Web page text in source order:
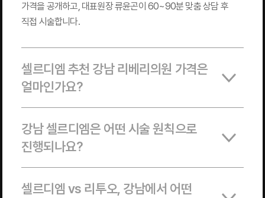
가격을 공개하고, 대표원장 류윤곤이 60~90분 맞춤 상담 후
직접 시술합니다.
셀르디엠 추천 강남 리베리의원 가격은
얼마인가요?
강남 셀르디엠은 어떤 시술 원칙으로
진행되나요?
셀르디엠 vs 리투오, 강남에서 어떤